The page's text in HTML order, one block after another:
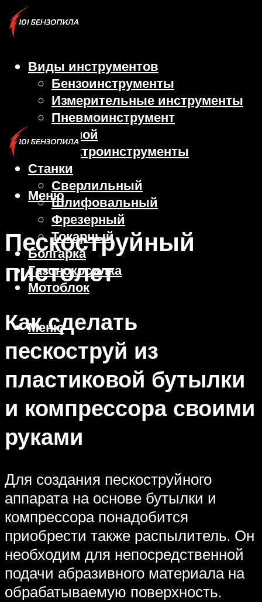
Виды инструментов
Бензоинструменты
Измерительные инструменты
Пневмоинструмент
Ручной
Электроинструменты
Станки
Сверлильный
Шлифовальный
Фрезерный
Токарный
Болгарка
Газонокосилка
Мотоблок
Меню
Меню
Пескоструйный
пистолет
Как сделать
пескоструй из
пластиковой бутылки
и компрессора своими
руками
Для создания пескоструйного
аппарата на основе бутылки и
компрессора понадобится
приобрести также распылитель. Он
необходим для непосредственной
подачи абразивного материала на
обрабатываемую поверхность.